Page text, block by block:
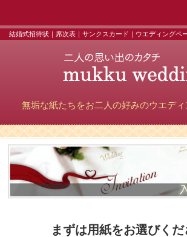
結婚式招待状｜席次表｜サンクスカード｜ウエディングペ
無垢な紙たちをお二人の好みのウエデ
まずは用紙をお選びくだ